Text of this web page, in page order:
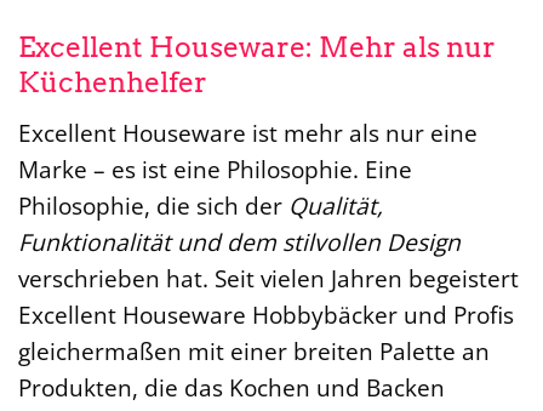
Excellent Houseware: Mehr als nur
Küchenhelfer
Excellent Houseware ist mehr als nur eine
Marke – es ist eine Philosophie. Eine
Philosophie, die sich der Qualität,
Funktionalität und dem stilvollen Design
verschrieben hat. Seit vielen Jahren begeistert
Excellent Houseware Hobbybäcker und Profis
gleichermaßen mit einer breiten Palette an
Produkten, die das Kochen und Backen